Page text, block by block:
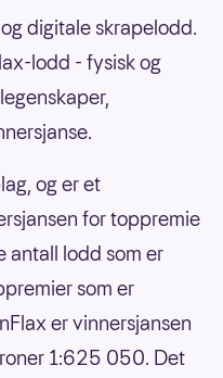
digitale skrapelodd.
lodd - fysisk og
og er et
for toppremie
lodd som er
som er
er vinnersjansen
1:625 050. Det